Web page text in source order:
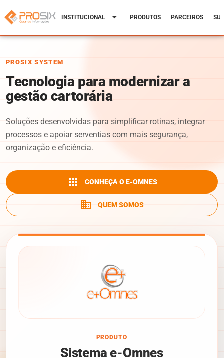
INSTITUCIONAL arrow_drop_down PRODUTOS PARCEIROS
PROSIX SYSTEM
Tecnologia para modernizar a
gestão cartorária
Soluções desenvolvidas para simplificar rotinas, integrar
processos e apoiar serventias com mais segurança,
organização e eficiência.
apps CONHEÇA O E-OMNES
business QUEM SOMOS
PRODUTO
Sistema e-Omnes